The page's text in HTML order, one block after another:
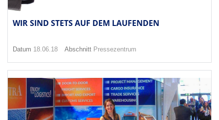
WIR SIND STETS AUF DEM LAUFENDEN
Datum 18.06.18 Abschnitt Pressezentrum